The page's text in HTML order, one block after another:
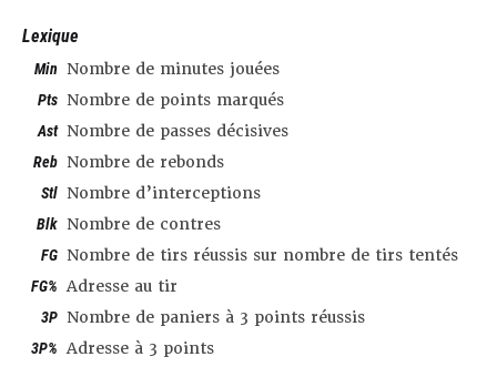
Lexique
Min Nombre de minutes jouées
Pts Nombre de points marqués
Ast Nombre de passes décisives
Reb Nombre de rebonds
Stl Nombre d’interceptions
Blk Nombre de contres
FG Nombre de tirs réussis sur nombre de tirs tentés
FG% Adresse au tir
3P Nombre de paniers à 3 points réussis
3P% Adresse à 3 points